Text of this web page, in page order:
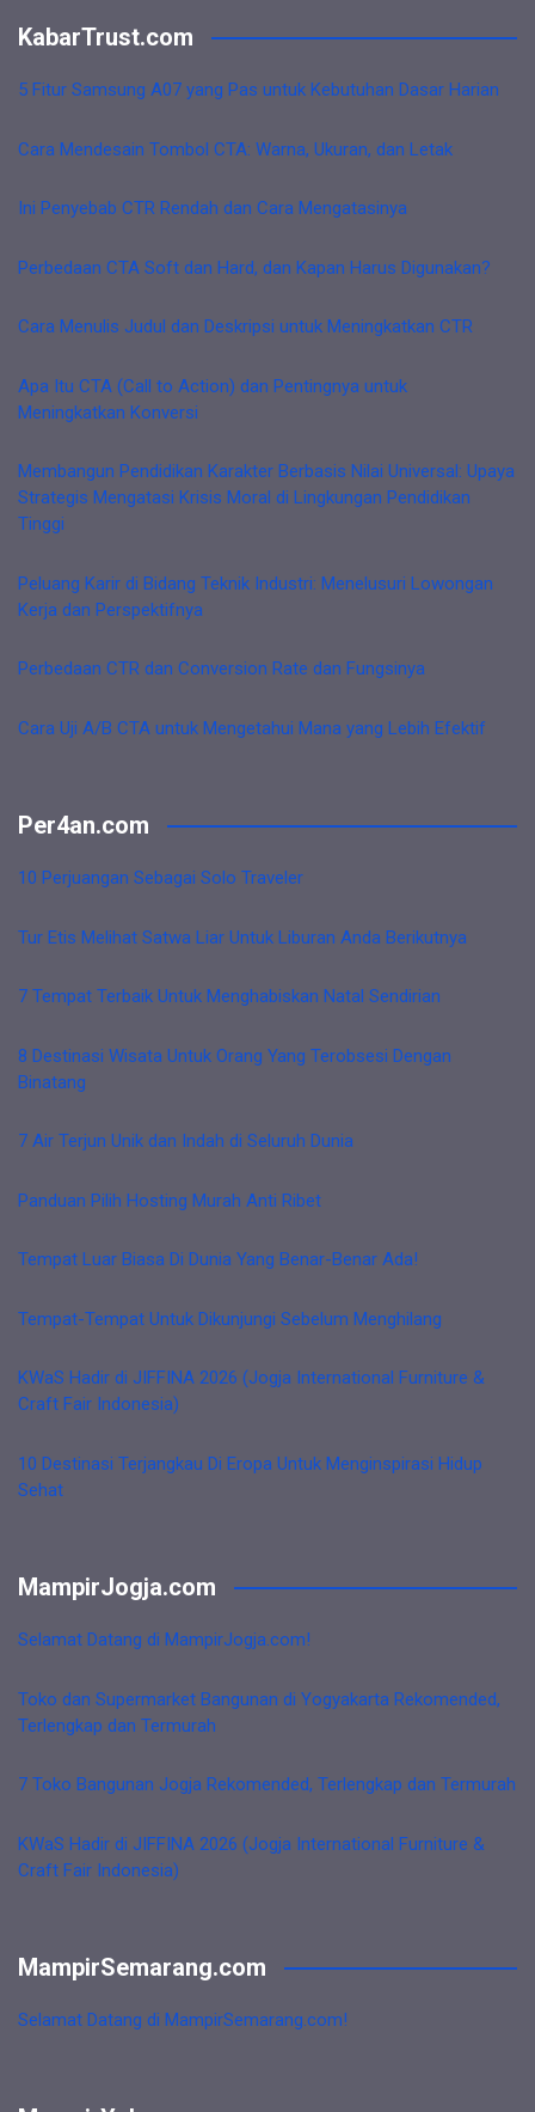
KabarTrust.com
5 Fitur Samsung A07 yang Pas untuk Kebutuhan Dasar Harian
Cara Mendesain Tombol CTA: Warna, Ukuran, dan Letak
Ini Penyebab CTR Rendah dan Cara Mengatasinya
Perbedaan CTA Soft dan Hard, dan Kapan Harus Digunakan?
Cara Menulis Judul dan Deskripsi untuk Meningkatkan CTR
Apa Itu CTA (Call to Action) dan Pentingnya untuk
Meningkatkan Konversi
Membangun Pendidikan Karakter Berbasis Nilai Universal: Upaya
Strategis Mengatasi Krisis Moral di Lingkungan Pendidikan
Tinggi
Peluang Karir di Bidang Teknik Industri: Menelusuri Lowongan
Kerja dan Perspektifnya
Perbedaan CTR dan Conversion Rate dan Fungsinya
Cara Uji A/B CTA untuk Mengetahui Mana yang Lebih Efektif
Per4an.com
10 Perjuangan Sebagai Solo Traveler
Tur Etis Melihat Satwa Liar Untuk Liburan Anda Berikutnya
7 Tempat Terbaik Untuk Menghabiskan Natal Sendirian
8 Destinasi Wisata Untuk Orang Yang Terobsesi Dengan
Binatang
7 Air Terjun Unik dan Indah di Seluruh Dunia
Panduan Pilih Hosting Murah Anti Ribet
Tempat Luar Biasa Di Dunia Yang Benar-Benar Ada!
Tempat-Tempat Untuk Dikunjungi Sebelum Menghilang
KWaS Hadir di JIFFINA 2026 (Jogja International Furniture &
Craft Fair Indonesia)
10 Destinasi Terjangkau Di Eropa Untuk Menginspirasi Hidup
Sehat
MampirJogja.com
Selamat Datang di MampirJogja.com!
Toko dan Supermarket Bangunan di Yogyakarta Rekomended,
Terlengkap dan Termurah
7 Toko Bangunan Jogja Rekomended, Terlengkap dan Termurah
KWaS Hadir di JIFFINA 2026 (Jogja International Furniture &
Craft Fair Indonesia)
MampirSemarang.com
Selamat Datang di MampirSemarang.com!